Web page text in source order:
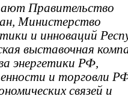
Правительство
Министерство
и инноваций
выставочная
энергетики РФ,
и торговли
связей и